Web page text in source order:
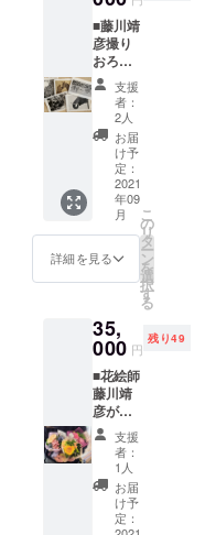
る、ローマ
教皇主催
「芸術家の
ためのジュ
ビレオ
（Giubileo
Artisti）」に
参加、ロー
マ教皇の
ポートレー
ト作品を創
た。
2019年3月か
らinterfmで
番組DJを行
グ限
定、東
京イン
フィオ
ラータ
2021オ
リジナ
ルポス
トカー
ド付。
■藤川靖
彦撮り
おろし
動物写
真ポス
トカー
ド（5枚
セッ
ト） 花
絵師と
とも
に、サ
バンナ
写真家
として
も活動
川靖彦
が、ア
フリカ
のサバ
ンナで
撮影し
た動物
たちの
写真
を、東
京イン
フィオ
支援
者：
2人
お届
け予
定：
2021
年09
月
詳細を見る
こ
の
リ
タ
ー
ン
を
選
択
す
る
35,
000 円
残り49
■花絵師
藤川靖
彦が選
んだ季
節の花
束 花絵
師の藤
川靖彦
が季節
支援
者：
1人
お届
け予
定：